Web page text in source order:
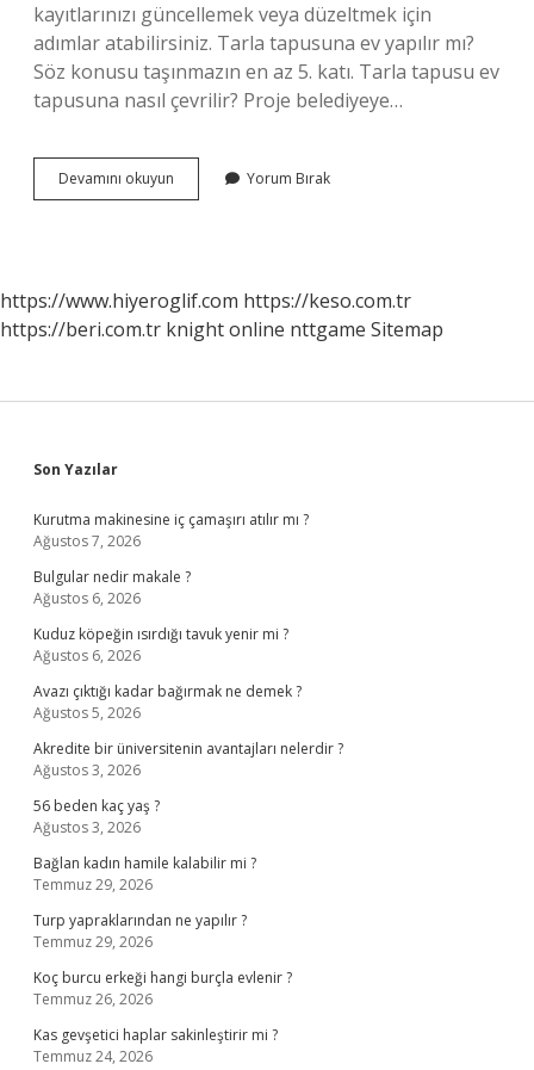
kayıtlarınızı güncellemek veya düzeltmek için
adımlar atabilirsiniz. Tarla tapusuna ev yapılır mı?
Söz konusu taşınmazın en az 5. katı. Tarla tapusu ev
tapusuna nasıl çevrilir? Proje belediyeye…
Devamını okuyun
Tapulu
Yorum Bırak
https://www.hiyeroglif.com https://keso.com.tr
https://beri.com.tr knight online nttgame Sitemap
Sidebar
Son Yazılar
Kurutma makinesine iç çamaşırı atılır mı ?
Ağustos 7, 2026
Bulgular nedir makale ?
Ağustos 6, 2026
Kuduz köpeğin ısırdığı tavuk yenir mi ?
Ağustos 6, 2026
Avazı çıktığı kadar bağırmak ne demek ?
Ağustos 5, 2026
Akredite bir üniversitenin avantajları nelerdir ?
Ağustos 3, 2026
56 beden kaç yaş ?
Ağustos 3, 2026
Bağlan kadın hamile kalabilir mi ?
Temmuz 29, 2026
Turp yapraklarından ne yapılır ?
Temmuz 29, 2026
Koç burcu erkeği hangi burçla evlenir ?
Temmuz 26, 2026
Kas gevşetici haplar sakinleştirir mi ?
Temmuz 24, 2026